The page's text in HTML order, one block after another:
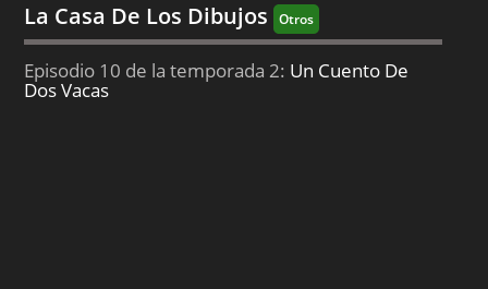
La Casa De Los Dibujos Otros
Episodio 10 de la temporada 2: Un Cuento De
Dos Vacas